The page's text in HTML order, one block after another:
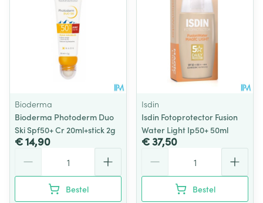
Bioderma
Bioderma Photoderm Duo
Ski Spf50+ Cr 20ml+stick 2g
€ 14,90
Bestel
Isdin
Isdin Fotoprotector Fusion
Water Light Ip50+ 50ml
€ 37,50
Bestel